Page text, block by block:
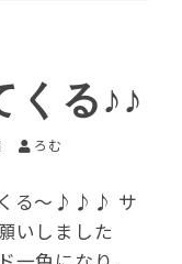
くる♪♪
ろむ
くる～♪♪♪ サ
いしました